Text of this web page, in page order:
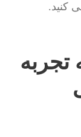
کنید.
تجربه